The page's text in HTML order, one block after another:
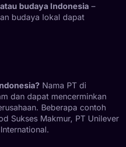
budaya Indonesia –
budaya lokal dapat
Nama PT di
dan dapat mencerminkan
Beberapa contoh
Sukses Makmur, PT Unilever